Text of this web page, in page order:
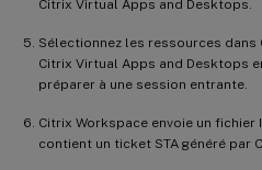
Citrix Virtual Apps and Desktops.
Sélectionnez les ressources dans
Citrix Virtual Apps and Desktops
préparer à une session entrante.
Citrix Workspace envoie un fichier
contient un ticket STA généré par